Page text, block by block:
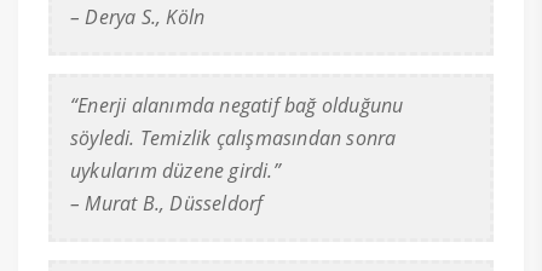
– Derya S., Köln
“Enerji alanımda negatif bağ olduğunu
söyledi. Temizlik çalışmasından sonra
uykularım düzene girdi.”
– Murat B., Düsseldorf